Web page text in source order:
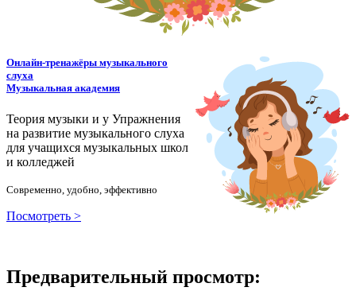
Онлайн-тренажёры музыкального
слуха
Музыкальная академия
Теория музыки и у Упражнения
на развитие музыкального слуха
для учащихся музыкальных школ
и колледжей
Современно, удобно, эффективно
Посмотреть >
Предварительный просмотр: